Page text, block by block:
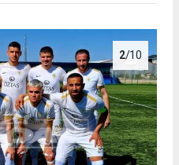
2/10